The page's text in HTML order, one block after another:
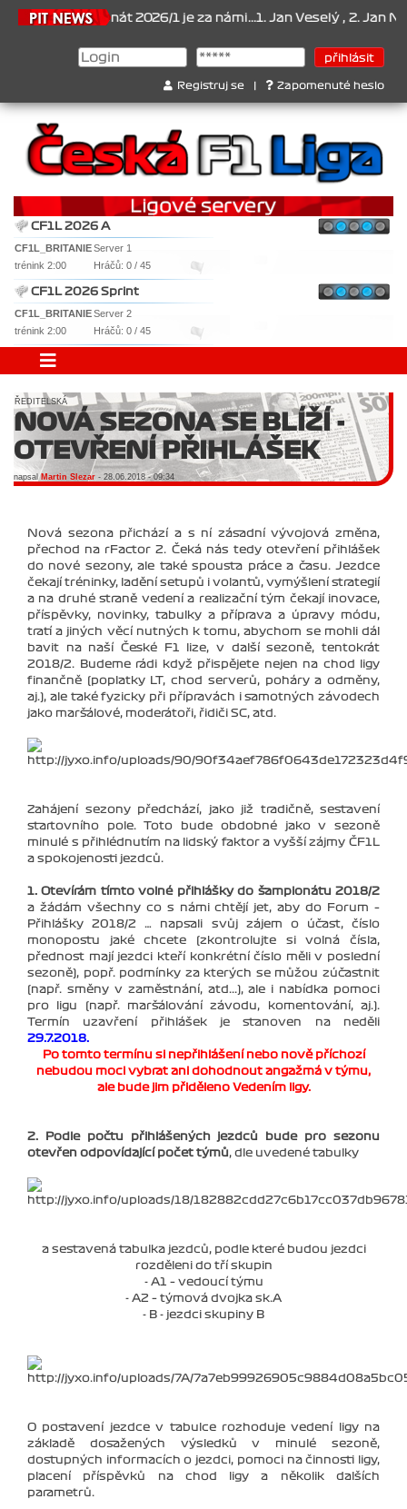
Šampionát 2026/1 je za námi...1. Jan Veselý , 2. Jan
Registruj se Zapomenuté heslo
CF1L 2026 A
CF1L_BRITANIEServer 1
trénink 2:00
Hráčů: 0 / 45
CF1L 2026 Sprint
CF1L_BRITANIEServer 2
trénink 2:00
Hráčů: 0 / 45
ŘEDITELSKÁ
NOVÁ SEZONA SE BLÍŽÍ -
OTEVŘENÍ PŘIHLÁŠEK
napsalMartin Slezar - 28.06.2018 - 09:34
Nová sezona přichází a s ní zásadní vývojová změna,
přechod na rFactor 2. Čeká nás tedy otevření přihlášek
do nové sezony, ale také spousta práce a času. Jezdce
čekají tréninky, ladění setupů i volantů, vymýšlení strategií
a na druhé straně vedení a realizační tým čekají inovace,
příspěvky, novinky, tabulky a příprava a úpravy módu,
tratí a jiných věcí nutných k tomu, abychom se mohli dál
bavit na naší České F1 lize, v další sezoně, tentokrát
2018/2. Budeme rádi když přispějete nejen na chod ligy
finančně (poplatky LT, chod serverů, poháry a odměny,
aj.), ale také fyzicky při přípravách i samotných závodech
jako maršálové, moderátoři, řidiči SC, atd.
Zahájení sezony předchází, jako již tradičně, sestavení
startovního pole. Toto bude obdobné jako v sezoně
minulé s přihlédnutím na lidský faktor a vyšší zájmy ČF1L
a spokojenosti jezdců.
1. Otevírám tímto volné přihlášky do šampionátu 2018/2
a žádám všechny co s námi chtějí jet, aby do Forum –
Přihlášky 2018/2 … napsali svůj zájem o účast, číslo
monopostu jaké chcete (zkontrolujte si volná čísla,
přednost mají jezdci kteří konkrétní číslo měli v poslední
sezoně), popř. podmínky za kterých se můžou zúčastnit
(např. směny v zaměstnání, atd...), ale i nabídka pomoci
pro ligu (např. maršálování závodu, komentování, aj.).
Termín uzavření přihlášek je stanoven na neděli
29.7.2018.
Po tomto termínu si nepřihlášení nebo nově příchozí
nebudou moci vybrat ani dohodnout angažmá v týmu,
ale bude jim přiděleno Vedením ligy.
2. Podle počtu přihlášených jezdců bude pro sezonu
otevřen odpovídající počet týmů, dle uvedené tabulky
a sestavená tabulka jezdců, podle které budou jezdci
rozděleni do tří skupin
- A1 – vedoucí týmu
- A2 – týmová dvojka sk.A
- B - jezdci skupiny B
O postavení jezdce v tabulce rozhoduje vedení ligy na
základě dosažených výsledků v minulé sezoně,
dostupných informacích o jezdci, pomoci na činnosti ligy,
placení příspěvků na chod ligy a několik dalších
parametrů.